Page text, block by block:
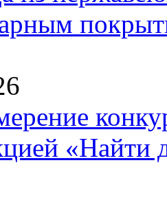
«Найти